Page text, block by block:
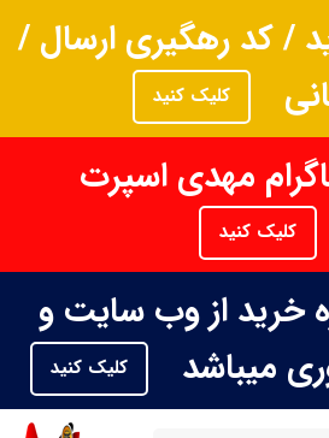
/ کد رهگیری ارسال /
کلیک کنید
مهدی اسپرت
کلیک کنید
خرید از وب سایت و
میباشد
کلیک کنید